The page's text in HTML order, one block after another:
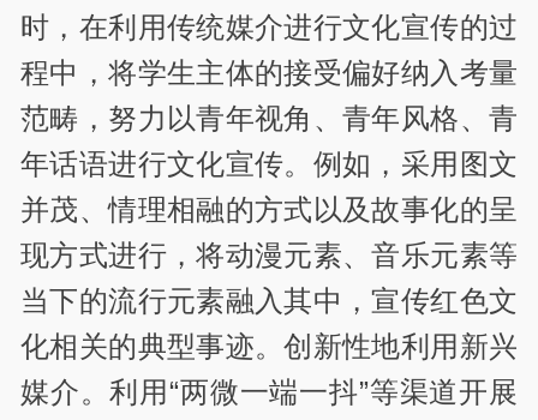
时，在利用传统媒介进行文化宣传的过
程中，将学生主体的接受偏好纳入考量
范畴，努力以青年视角、青年风格、青
年话语进行文化宣传。例如，采用图文
并茂、情理相融的方式以及故事化的呈
现方式进行，将动漫元素、音乐元素等
当下的流行元素融入其中，宣传红色文
化相关的典型事迹。创新性地利用新兴
媒介。利用“两微一端一抖”等渠道开展